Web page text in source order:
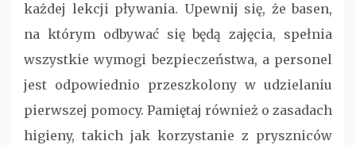
każdej lekcji pływania. Upewnij się, że basen,
na którym odbywać się będą zajęcia, spełnia
wszystkie wymogi bezpieczeństwa, a personel
jest odpowiednio przeszkolony w udzielaniu
pierwszej pomocy. Pamiętaj również o zasadach
higieny, takich jak korzystanie z pryszniców